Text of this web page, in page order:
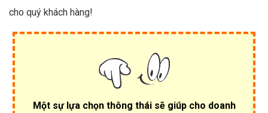
cho quý khách hàng!
Một sự lựa chọn thông thái sẽ giúp cho doanh